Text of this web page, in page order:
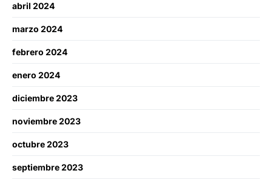
abril 2024
marzo 2024
febrero 2024
enero 2024
diciembre 2023
noviembre 2023
octubre 2023
septiembre 2023